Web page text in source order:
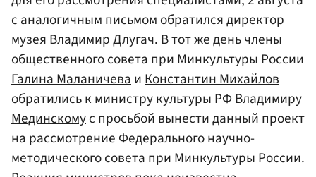
с аналогичным письмом обратился директор
музея Владимир Длугач. В тот же день члены
общественного совета при Минкультуры России
Галина МаланичеваиКонстантин Михайлов
обратились к министру культуры РФВладимиру
Мединскомус просьбой вынести данный проект
на рассмотрение Федерального научно-
методического совета при Минкультуры России.